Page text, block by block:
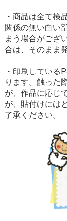
お
・商品は全て検
関係の無い白い
まう場合がござ
合は、そのまま
・印刷している
ります。触った
が、作品に応じ
が、貼付けには
了承ください。